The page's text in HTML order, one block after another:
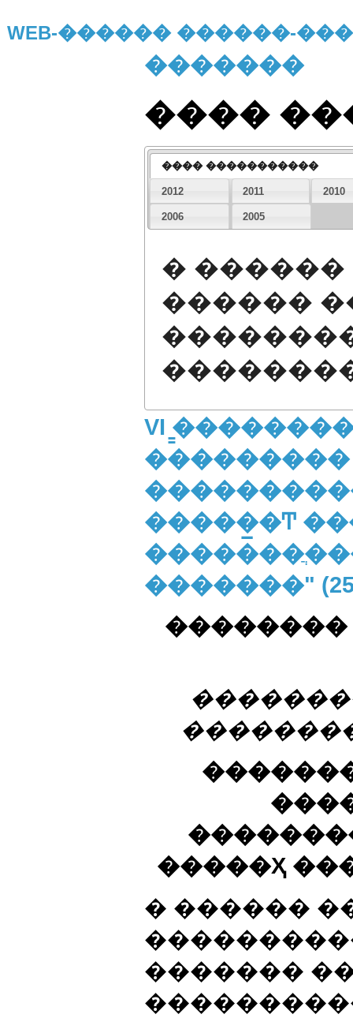
WEB-������ ������-
�������
����
���� �����������
2012 2011 2010
2006 2005
�
������
VI
"��ֲ�����-
�����̲�Ͳ
������
�������"
��������
�����Ҳ
� ������
�������